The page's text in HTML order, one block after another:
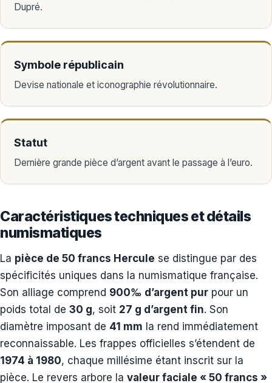
Dupré.
Symbole républicain
Devise nationale et iconographie révolutionnaire.
Statut
Dernière grande pièce d’argent avant le passage à l’euro.
Caractéristiques techniques et détails
numismatiques
La pièce de 50 francs Hercule se distingue par des
spécificités uniques dans la numismatique française.
Son alliage comprend 900‰ d’argent pur pour un
poids total de 30 g, soit 27 g d’argent fin. Son
diamètre imposant de 41 mm la rend immédiatement
reconnaissable. Les frappes officielles s’étendent de
1974 à 1980, chaque millésime étant inscrit sur la
pièce. Le revers arbore la valeur faciale « 50 francs »